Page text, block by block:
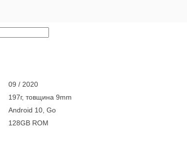
09 / 2020
197г, товщина 9mm
Android 10, Go
128GB ROM